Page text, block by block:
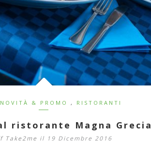
NOVITÀ & PROMO , RISTORANTI
ristorante Magna Grecia
Take2me il 19 Dicembre 2016